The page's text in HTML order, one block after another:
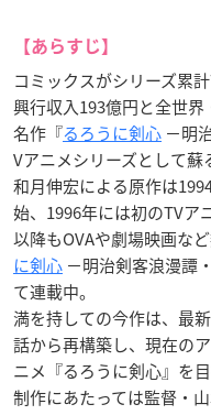
【あらすじ】
コミックスがシリーズ累
興行収入193億円と全世
名作『るろうに剣心 －明
Vアニメシリーズとして蘇
和月伸宏による原作は
始、1996年には初のTVア
以降もOVAや劇場映画な
に剣心 －明治剣客浪漫譚
て連載中。
満を持しての今作は、最
話から再構築し、現在の
ニメ『るろうに剣心』を目
制作にあたっては監督・